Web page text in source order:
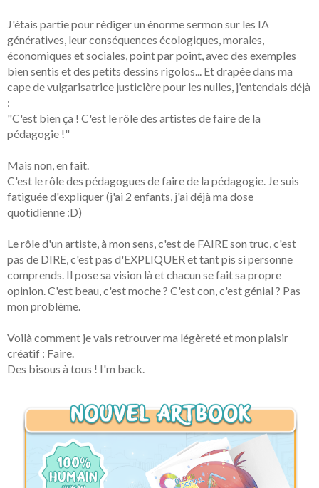
J'étais partie pour rédiger un énorme sermon sur les IA
génératives, leur conséquences écologiques, morales,
économiques et sociales, point par point, avec des exemples
bien sentis et des petits dessins rigolos... Et drapée dans ma
cape de vulgarisatrice justicière pour les nulles, j'entendais déjà
:
"C'est bien ça ! C'est le rôle des artistes de faire de la
pédagogie !"
Mais non, en fait.
C'est le rôle des pédagogues de faire de la pédagogie. Je suis
fatiguée d'expliquer (j'ai 2 enfants, j'ai déjà ma dose
quotidienne :D)
Le rôle d'un artiste, à mon sens, c'est de FAIRE son truc, c'est
pas de DIRE, c'est pas d'EXPLIQUER et tant pis si personne
comprends. Il pose sa vision là et chacun se fait sa propre
opinion. C'est beau, c'est moche ? C'est con, c'est génial ? Pas
mon problème.
Voilà comment je vais retrouver ma légèreté et mon plaisir
créatif : Faire.
Des bisous à tous ! I'm back.